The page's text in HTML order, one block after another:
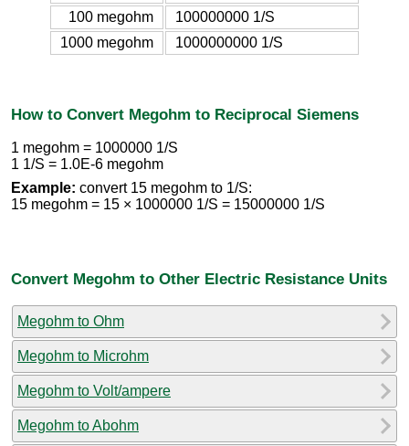
100 megohm
100000000 1/S
1000 megohm
1000000000 1/S
How to Convert Megohm to Reciprocal Siemens
1 megohm = 1000000 1/S
1 1/S = 1.0E-6 megohm
Example: convert 15 megohm to 1/S:
15 megohm = 15 × 1000000 1/S = 15000000 1/S
Convert Megohm to Other Electric Resistance Units
Megohm to Ohm
Megohm to Microhm
Megohm to Volt/ampere
Megohm to Abohm